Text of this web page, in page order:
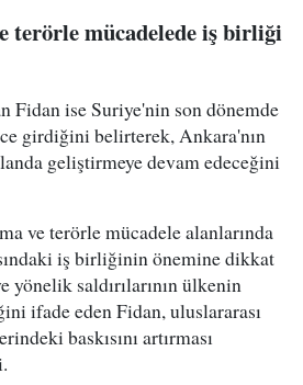
terörle mücadelede iş birliği
Fidan ise Suriye'nin son dönemde
girdiğini belirterek, Ankara'nın
geliştirmeye devam edeceğini
ve terörle mücadele alanlarında
iş birliğinin önemine dikkat
saldırılarının ülkenin
ifade eden Fidan, uluslararası
baskısını artırması